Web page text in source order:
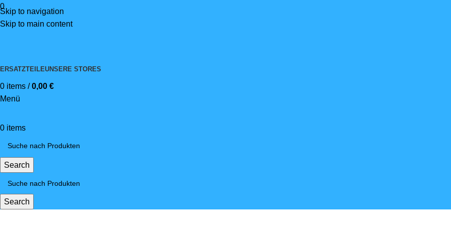
Skip to navigation
Skip to main content
0
ERSATZTEILEUNSERE STORES
0 items / 0,00 €
Menü
0 items
Search
Search